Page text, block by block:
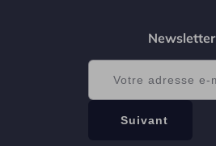
Newsletter